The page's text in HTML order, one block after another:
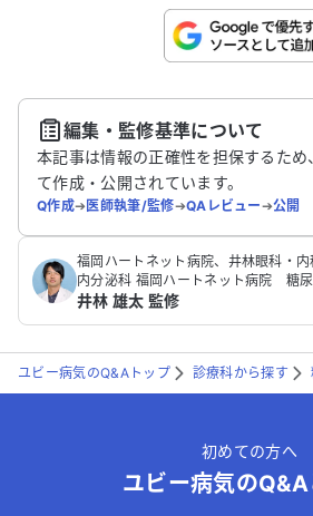
こちらは送信専用のフォームです。氏
送信する
編集・監修基準について
本記事は情報の正確性を担保するた
て作成・公開されています。
Q作成➔医師執筆/監修➔QAレビュー➔公開
福岡ハートネット病院、井林眼科・
内分泌科 福岡ハートネット病院 糖
井林 雄太 監修
ユビー病気のQ&Aトップ 診療科から探す
初めての方へ
ユビー病気のQ&A